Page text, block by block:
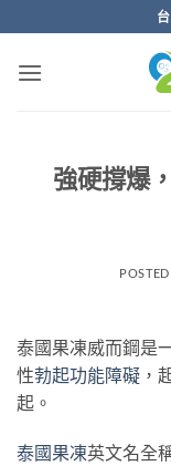
轉
強硬撐爆
泰國果凍威而鋼是
性勃起功能障礙 ，
起。
泰國果凍英文名全